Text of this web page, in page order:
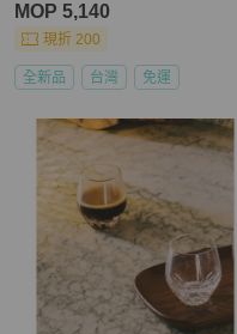
MOP 5,140
現折 200
全新品 台灣 免運